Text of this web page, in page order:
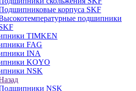
корпуса SKF
подшипники
TIMKEN
FAG
INA
KOYO
NSK
NSK